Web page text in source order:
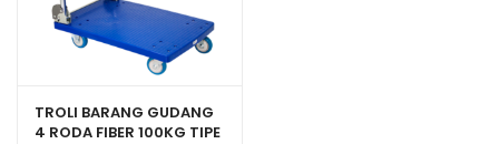
TROLI BARANG GUDANG
4 RODA FIBER 100KG TIPE